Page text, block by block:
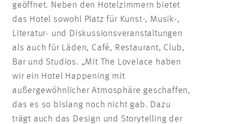
geöffnet. Neben den Hotelzimmern bietet
das Hotel sowohl Platz für Kunst-, Musik-,
Literatur- und Diskussionsveranstaltungen
als auch für Läden, Café, Restaurant, Club,
Bar und Studios. „Mit The Lovelace haben
wir ein Hotel Happening mit
außergewöhnlicher Atmosphäre geschaffen,
das es so bislang noch nicht gab. Dazu
trägt auch das Design und Storytelling der